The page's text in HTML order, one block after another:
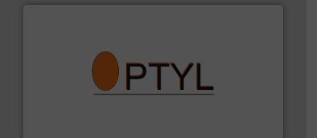
aanspreekpunt voor uw vragen omtrent stof.